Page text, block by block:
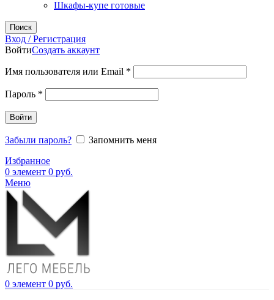
Шкафы-купе готовые
Поиск
Вход / Регистрация
ВойтиСоздать аккаунт
Имя пользователя или Email *
Пароль *
Войти
Забыли пароль?
Запомнить меня
Избранное
0 элемент 0 руб.
Меню
0 элемент 0 руб.